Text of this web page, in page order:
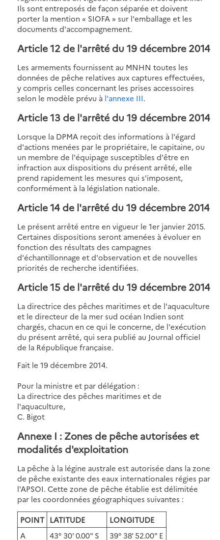
Ils sont entreposés de façon séparée et doivent
porter la mention « SIOFA » sur l'emballage et les
documents d'accompagnement.
Article 12 de l'arrêté du 19 décembre 2014
Les armements fournissent au MNHN toutes les
données de pêche relatives aux captures effectuées,
y compris celles concernant les prises accessoires
selon le modèle prévu à l'annexe III.
Article 13 de l'arrêté du 19 décembre 2014
Lorsque la DPMA reçoit des informations à l'égard
d'actions menées par le propriétaire, le capitaine, ou
un membre de l'équipage susceptibles d'être en
infraction aux dispositions du présent arrêté, elle
prend rapidement les mesures qui s'imposent,
conformément à la législation nationale.
Article 14 de l'arrêté du 19 décembre 2014
Le présent arrêté entre en vigueur le 1er janvier 2015.
Certaines dispositions seront amenées à évoluer en
fonction des résultats des campagnes
d'échantillonnage et d'observation et de nouvelles
priorités de recherche identifiées.
Article 15 de l'arrêté du 19 décembre 2014
La directrice des pêches maritimes et de l'aquaculture
et le directeur de la mer sud océan Indien sont
chargés, chacun en ce qui le concerne, de l'exécution
du présent arrêté, qui sera publié au Journal officiel
de la République française.
Fait le 19 décembre 2014.
Pour la ministre et par délégation :
La directrice des pêches maritimes et de
l'aquaculture,
C. Bigot
Annexe I : Zones de pêche autorisées et
modalités d'exploitation
La pêche à la légine australe est autorisée dans la zone
de pêche existante des eaux internationales régies par
l'APSOI. Cette zone de pêche établie est délimitée
par les coordonnées géographiques suivantes :
POINT LATITUDE
LONGITUDE
A
43° 30' 0.00" S
39° 38' 52.00" E